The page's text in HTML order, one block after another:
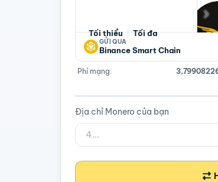
Tối thiểu Tối đa
GỬI QUA
Binance Smart Chain
Phí mạng:
Địa chỉ Monero của bạn